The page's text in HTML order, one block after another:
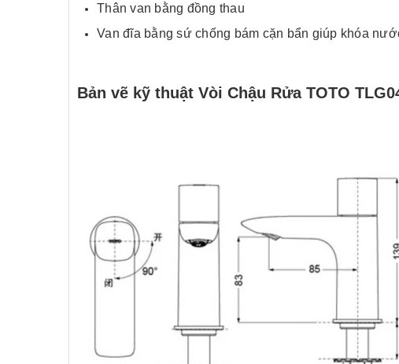
Thân van bằng đồng thau
Van đĩa bằng sứ chống bám cặn bẩn giúp khóa
Bản vẽ kỹ thuật Vòi Chậu Rửa TOTO